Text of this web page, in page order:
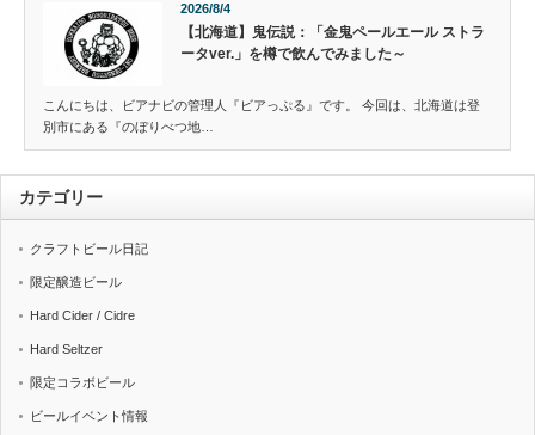
2026/8/4
【北海道】鬼伝説：「金鬼ペールエール ストラ
ータver.」を樽で飲んでみました～
こんにちは、ビアナビの管理人『ビアっぷる』です。 今回は、北海道は登
別市にある『のぼりべつ地…
カテゴリー
クラフトビール日記
限定醸造ビール
Hard Cider / Cidre
Hard Seltzer
限定コラボビール
ビールイベント情報